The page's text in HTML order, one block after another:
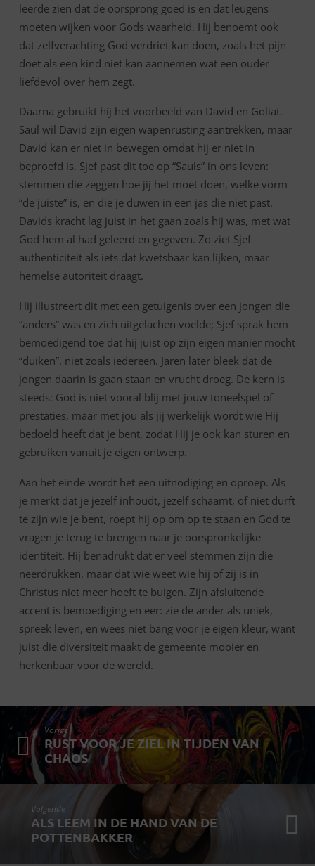
leerde zien dat de oorsprong goed is en dat leugens
moeten wijken voor Gods waarheid. Hij benoemt ook
dat zelfverachting God verdriet kan doen, zoals het pijn
doet als een kind niet kan aannemen wat een ouder
liefdevol over hem zegt.
Daarna gebruikt hij het voorbeeld van David en Goliat.
Saul wil David zijn eigen wapenrusting aantrekken, maar
David kan er niet in bewegen omdat hij er niet in
beproefd is. Sjef past dit toe op “Sauls” in ons leven:
stemmen die zeggen hoe jij het moet doen, welke vorm
“de juiste” is, en die je duwen in een jas die niet past.
Davids kracht lag juist in het gaan zoals hij was, met wat
God hem al had geleerd en gegeven. Zo ziet Sjef
authenticiteit als iets dat kwetsbaar kan lijken, maar
hemelse autoriteit draagt.
Hij illustreert dit met een getuigenis over een jongen die
“anders” was en zich uitgelachen voelde; Sjef sprak hem
bemoedigend toe dat hij juist op zijn eigen manier mocht
“duiken”, niet zoals iedereen. Jaren later bleek dat de
jongen daarin is gaan staan en vrucht droeg. De kern is
steeds: God is niet vooral blij met jouw toneelspel of
prestaties, maar met jou als jij werkelijk wordt wie Hij
bedoeld heeft dat je bent, zodat Hij je ook kan sturen en
gebruiken vanuit je eigen ontwerp.
Aan het einde wordt het een uitnodiging en oproep. Als
je merkt dat je jezelf inhoudt, jezelf schaamt, of niet durft
te zijn wie je bent, roept hij op om op te staan en God te
vragen je terug te brengen naar je oorspronkelijke
identiteit. Hij benadrukt dat er veel stemmen zijn die
neerdrukken, maar dat wie weet wie hij of zij is in
Christus niet meer hoeft te buigen. Zijn afsluitende
accent is bemoediging en eer: zie de ander als uniek,
spreek leven, en wees niet bang voor je eigen kleur, want
juist die diversiteit maakt de gemeente mooier en
herkenbaar voor de wereld.
Vorige
RUST VOOR JE ZIEL IN TIJDEN VAN
CHAOS
Volgende
ALS LEEM IN DE HAND VAN DE
POTTENBAKKER